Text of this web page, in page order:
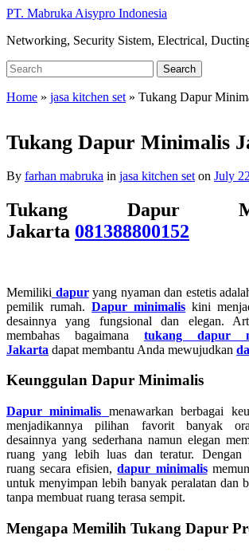
Skip
main
PT. Mabruka Aisypro Indonesia
Networking, Security Sistem, Electrical,
Search
for:
Search
Home » jasa kitchen set » Tukang Dapur
Tukang Dapur Minimalis
By farhan mabruka in jasa kitchen set on July
Tukang Dapur
Jakarta 081388800152
Memiliki dapuryang nyaman dan estetis
pemilik rumah.Dapur minimalis kini
desainnya yang fungsional dan elegan.
membahas bagaimana tukang dapur
Jakarta dapat membantu Anda mewujudkan
Keunggulan Dapur Minimalis
Dapur minimalis menawarkan berbagai
menjadikannya pilihan favorit banyak
desainnya yang sederhana namun elegan
ruang yang lebih luas dan teratur. Dengan
ruang secara efisien,dapur minimalis
untuk menyimpan lebih banyak peralatan dan
tanpa membuat ruang terasa sempit.
Mengapa Memilih Tukang Dapur